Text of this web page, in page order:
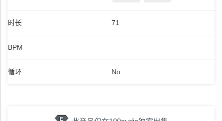
时长 71
BPM
循环 No